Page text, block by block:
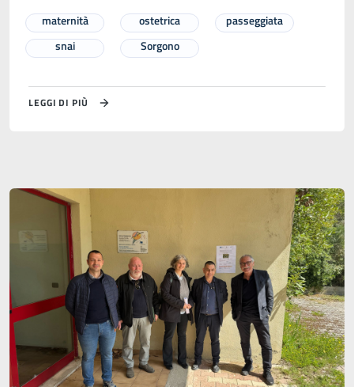
maternità ostetrica
passeggiata
snai
Sorgono
LEGGI DI PIÙ